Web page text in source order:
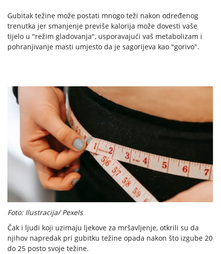
Gubitak težine može postati mnogo teži nakon određenog
trenutka jer smanjenje previše kalorija može dovesti vaše
tijelo u "režim gladovanja", usporavajući vaš metabolizam i
pohranjivanje masti umjesto da je sagorijeva kao "gorivo".
Foto: Ilustracija/ Pexels
Čak i ljudi koji uzimaju ljekove za mršavljenje, otkrili su da
njihov napredak pri gubitku težine opada nakon što izgube 20
do 25 posto svoje težine.